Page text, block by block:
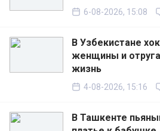
6-08-2026, 15:08
В Узбекистане
женщины и
жизнь
4-08-2026, 15:16
В Ташкенте